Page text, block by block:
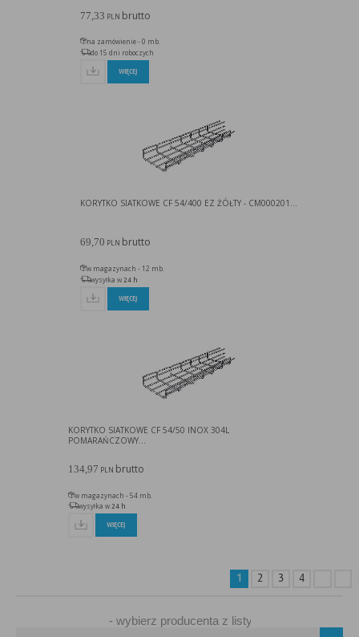
77,33 PLN brutto
na zamówienie - 0 mb.
do 15 dni roboczych
WIĘCEJ
KORYTKO SIATKOWE CF 54/400 EZ ŻÓŁTY - CM000201...
69,70 PLN brutto
w magazynach - 12 mb.
wysyłka w 24 h
WIĘCEJ
KORYTKO SIATKOWE CF 54/50 INOX 304L
POMARAŃCZOWY...
134,97 PLN brutto
w magazynach - 54 mb.
wysyłka w24 h
WIĘCEJ
1 2 3 4